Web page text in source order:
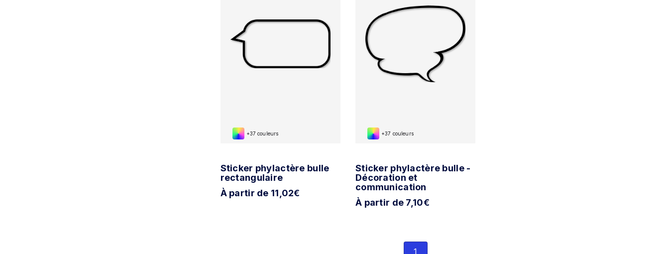
+37 couleurs
Sticker phylactère bulle
rectangulaire
À partir de 11,02€
+37 couleurs
Sticker phylactère bulle -
Décoration et
communication
À partir de 7,10€
1